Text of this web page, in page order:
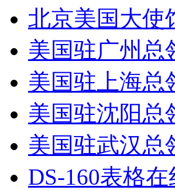
北京美国大使
美国驻广州总
美国驻上海总
美国驻沈阳总
美国驻武汉总
DS-160表格